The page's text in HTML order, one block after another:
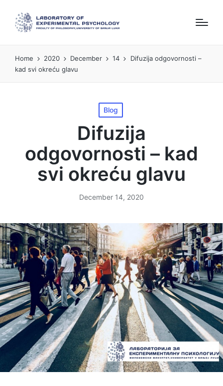
Home 2020 December 14
Difuzija odgovornosti –
kad svi okreću glavu
Posted
in
Blog
Difuzija
odgovornosti – kad
svi okreću glavu
December 14, 2020